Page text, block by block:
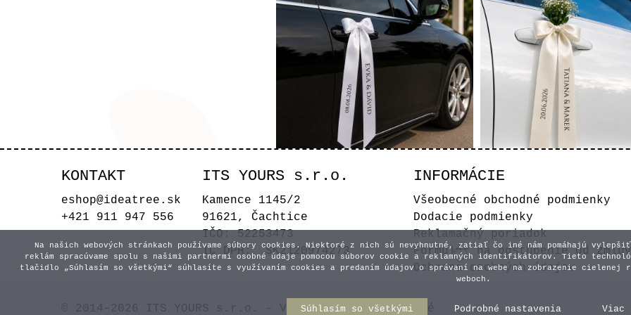
4,10 €
Vyberte variant
Krémová
4,10 €
Vyberte
KONTAKT
eshop@ideatree.sk
+421 911 947 556
ITS YOURS s.r.o.
Kamence 1145/2
91621, Čachtice
IČO: 52253473
IČ DPH: SK2120974273
INFORMÁCIE
Všeobecné obchodné podmienky
Dodacie podmienky
Reklamačný poriadok
Formulár na odstúpenie od
Ochrana osobných údajov
© 2014–2026 ITS YOURS s.r.o. – Všetky práva vyhradené
Na našich webových stránkach používame súbory cookies. Niektoré z nich sú nevyhnutné, zatiaľ čo iné nám pomáhajú
reklám spracúvame spolu s našimi partnermi osobné údaje pomocou súborov cookie a reklamných identifikátorov. Tieto
tlačidlo „Súhlasím so všetkými“ súhlasíte s využívaním cookies a predaním údajov o správaní na webe na zobrazenie
weboch.
Súhlasím so všetkými Podrobné nastavenia Viac